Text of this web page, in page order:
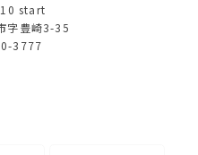
start
字豊崎3-35
3777